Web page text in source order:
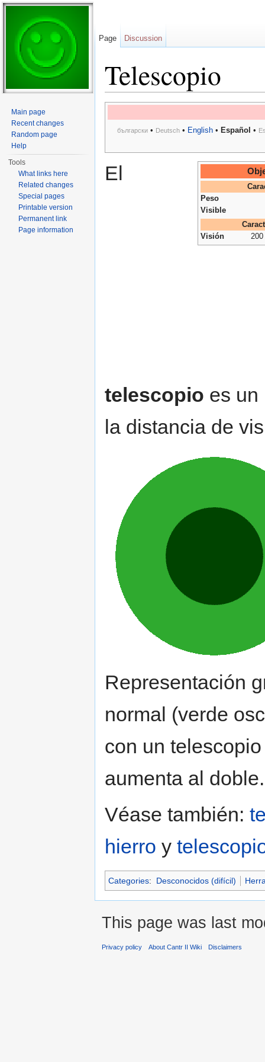
Telescopio
български • Deutsch • English • Español •
Peso
Visible
Visión
200
El
telescopio es un
la distancia de
Representación
normal (verde
con un
aumenta al doble.
Véase también:
hierro y
Categories: Desconocidos (difícil)
Page Discussion
Main page
Recent changes
Random page
Help
Tools
What links here
Related changes
Special pages
Printable version
Permanent link
Page information
This page was last
Privacy policy About Cantr II Wiki Disclaimers